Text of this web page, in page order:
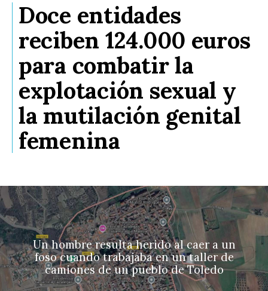
Doce entidades
reciben 124.000 euros
para combatir la
explotación sexual y
la mutilación genital
femenina
Un hombre resulta herido al caer a un
foso cuando trabajaba en un taller de
camiones de un pueblo de Toledo